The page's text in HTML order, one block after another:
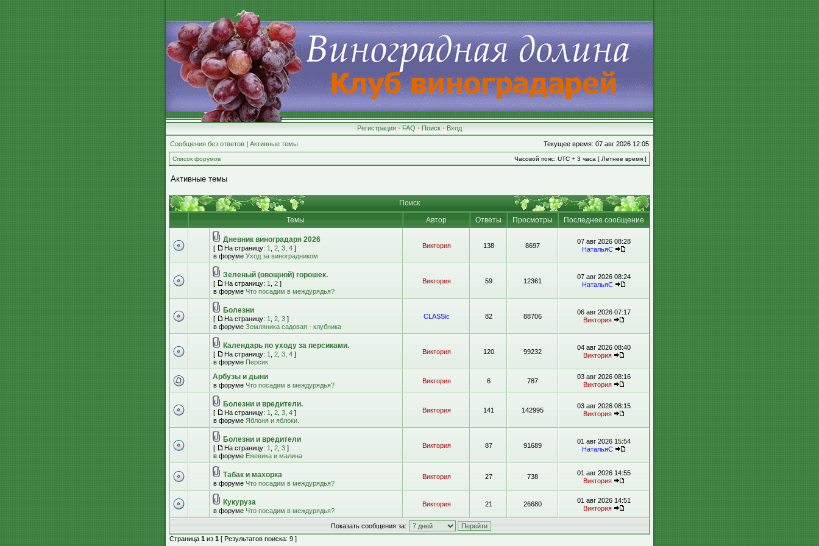
Регистрация • FAQ • Поиск • Вход
Сообщения без ответов | Активные темы Текущее время: 07 авг 2026 12:05
Список форумов Часовой пояс: UTC + 3 часа [ Летнее время ]
Активные темы
Поиск
Темы
Автор Ответы Просмотры Последнее сообщение
Дневник виноградаря 2026
[ На страницу: 1 2 3 4 ]
в форуме Уход за виноградником
Виктория 138 8697
07 авг 2026 08:28
НатальяС
Зеленый (овощной) горошек.
[ На страницу: 1 2 ]
в форуме Что посадим в междурядья?
Виктория 59 12361
07 авг 2026 08:24
НатальяС
Болезни
[ На страницу: 1 2 3 ]
в форуме Земляника садовая - клубника
CLASSic 82 88706
06 авг 2026 07:17
Виктория
Календарь по уходу за персиками.
[ На страницу: 1 2 3 4 ]
в форуме Персик
Виктория 120 99232
04 авг 2026 08:40
Виктория
Арбузы и дыни
в форуме Что посадим в междурядья?
Виктория 6 787
03 авг 2026 08:16
Виктория
Болезни и вредители.
[ На страницу: 1 2 3 4 ]
в форуме Яблоня и яблоки.
Виктория 141 142995
03 авг 2026 08:15
Виктория
Болезни и вредители
[ На страницу: 1 2 3 ]
в форуме Ежевика и малина
Виктория 87 91689
01 авг 2026 15:54
НатальяС
Табак и махорка
в форуме Что посадим в междурядья?
Виктория 27 738
01 авг 2026 14:55
Виктория
Кукуруза
в форуме Что посадим в междурядья?
Виктория 21 26680
01 авг 2026 14:51
Виктория
Показать сообщения за:
Страница 1 из 1 [ Результатов поиска: 9 ]